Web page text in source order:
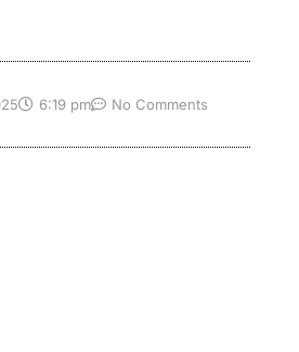
6:19 pm No Comments